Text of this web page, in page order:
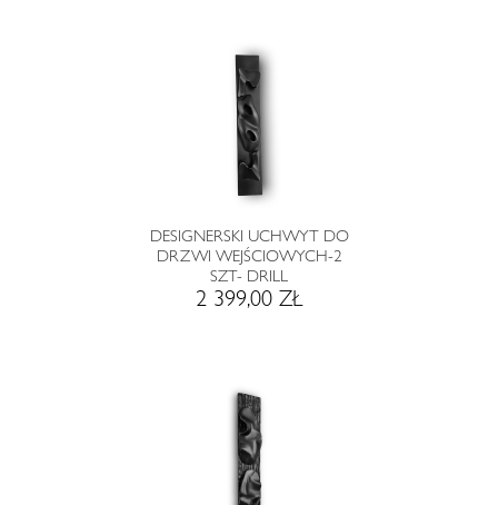
DESIGNERSKI UCHWYT DO
DRZWI WEJŚCIOWYCH-2
SZT- DRILL
2 399,00 ZŁ